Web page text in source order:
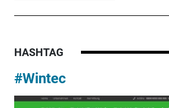
HASHTAG
#Wintec